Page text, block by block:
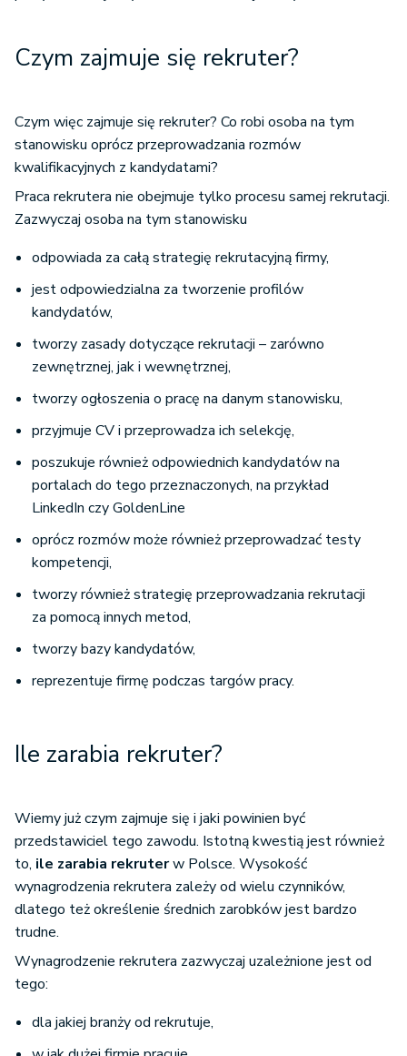
Czym zajmuje się rekruter?
Czym więc zajmuje się rekruter? Co robi osoba na tym
stanowisku oprócz przeprowadzania rozmów
kwalifikacyjnych z kandydatami?
Praca rekrutera nie obejmuje tylko procesu samej rekrutacji.
Zazwyczaj osoba na tym stanowisku
odpowiada za całą strategię rekrutacyjną firmy,
jest odpowiedzialna za tworzenie profilów
kandydatów,
tworzy zasady dotyczące rekrutacji – zarówno
zewnętrznej, jak i wewnętrznej,
tworzy ogłoszenia o pracę na danym stanowisku,
przyjmuje CV i przeprowadza ich selekcję,
poszukuje również odpowiednich kandydatów na
portalach do tego przeznaczonych, na przykład
LinkedIn czy GoldenLine
oprócz rozmów może również przeprowadzać testy
kompetencji,
tworzy również strategię przeprowadzania rekrutacji
za pomocą innych metod,
tworzy bazy kandydatów,
reprezentuje firmę podczas targów pracy.
Ile zarabia rekruter?
Wiemy już czym zajmuje się i jaki powinien być
przedstawiciel tego zawodu. Istotną kwestią jest również
to, ile zarabia rekruterw Polsce. Wysokość
wynagrodzenia rekrutera zależy od wielu czynników,
dlatego też określenie średnich zarobków jest bardzo
trudne.
Wynagrodzenie rekrutera zazwyczaj uzależnione jest od
tego:
dla jakiej branży od rekrutuje,